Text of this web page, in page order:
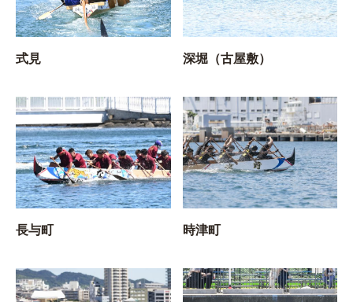
式見 深堀（古屋敷）
長与町 時津町